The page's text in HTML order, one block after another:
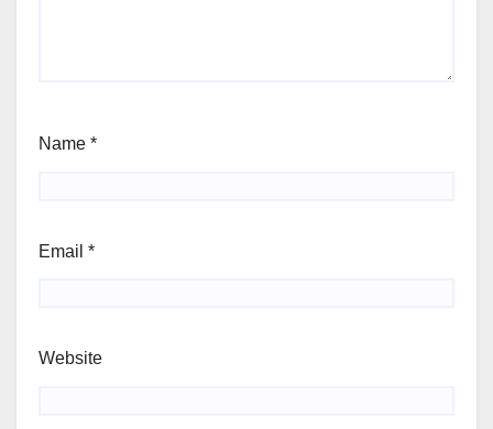
Name *
Email *
Website